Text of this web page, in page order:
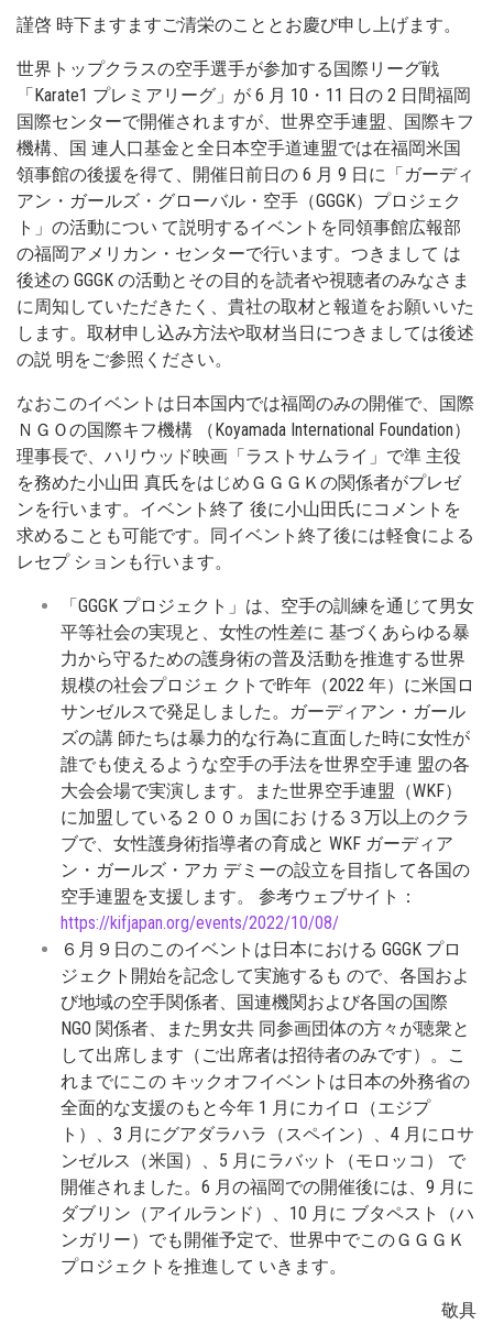
謹啓 時下ますますご清栄のこととお慶び申し上げます。
世界トップクラスの空⼿選⼿が参加する国際リーグ戦
「Karate1 プレミアリーグ」が 6 ⽉ 10・11 ⽇の 2 ⽇間福岡
国際センターで開催されますが、世界空⼿連盟、国際キフ
機構、国 連⼈⼝基⾦と全⽇本空⼿道連盟では在福岡⽶国
領事館の後援を得て、開催⽇前⽇の 6 ⽉ 9 ⽇に「ガーディ
アン・ガールズ・グローバル・空⼿（GGGK）プロジェク
ト」の活動につい て説明するイベントを同領事館広報部
の福岡アメリカン・センターで⾏います。つきまして は
後述の GGGK の活動とその⽬的を読者や視聴者のみなさま
に周知していただきたく、貴社の取材と報道をお願いいた
します。取材申し込み⽅法や取材当⽇につきましては後述
の説 明をご参照ください。
なおこのイベントは⽇本国内では福岡のみの開催で、国際
ＮＧＯの国際キフ機構 （Koyamada International Foundation）
理事⻑で、ハリウッド映画「ラストサムライ」で準 主役
を務めた⼩⼭⽥ 真⽒をはじめＧＧＧＫの関係者がプレゼ
ンを⾏います。イベント終了 後に⼩⼭⽥⽒にコメントを
求めることも可能です。同イベント終了後には軽⾷による
レセプ ションも⾏います。
「GGGK プロジェクト」は、空⼿の訓練を通じて男⼥
平等社会の実現と、⼥性の性差に 基づくあらゆる暴
⼒から守るための護⾝術の普及活動を推進する世界
規模の社会プロジェ クトで昨年（2022 年）に⽶国ロ
サンゼルスで発⾜しました。ガーディアン・ガール
ズの講 師たちは暴⼒的な⾏為に直⾯した時に⼥性が
誰でも使えるような空⼿の⼿法を世界空⼿連 盟の各
⼤会会場で実演します。また世界空⼿連盟（WKF）
に加盟している２００ヵ国にお ける３万以上のクラ
ブで、⼥性護⾝術指導者の育成と WKF ガーディア
ン・ガールズ・アカ デミーの設⽴を⽬指して各国の
空⼿連盟を⽀援します。 参考ウェブサイト：
https://kifjapan.org/events/2022/10/08/
６⽉９⽇のこのイベントは⽇本における GGGK プロ
ジェクト開始を記念して実施するも ので、各国およ
び地域の空⼿関係者、国連機関および各国の国際
NGO 関係者、また男⼥共 同参画団体の⽅々が聴衆と
して出席します（ご出席者は招待者のみです）。こ
れまでにこの キックオフイベントは⽇本の外務省の
全⾯的な⽀援のもと今年 1 ⽉にカイロ（エジプ
ト）、 3 ⽉にグアダラハラ（スペイン）、4 ⽉にロサ
ンゼルス（⽶国）、5 ⽉にラバット（モロッコ） で
開催されました。6 ⽉の福岡での開催後には、9 ⽉に
ダブリン（アイルランド）、10 ⽉に ブタペスト（ハ
ンガリー）でも開催予定で、世界中でこのＧＧＧＫ
プロジェクトを推進して いきます。
敬具